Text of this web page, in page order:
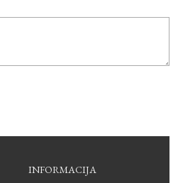
INFORMACIJA